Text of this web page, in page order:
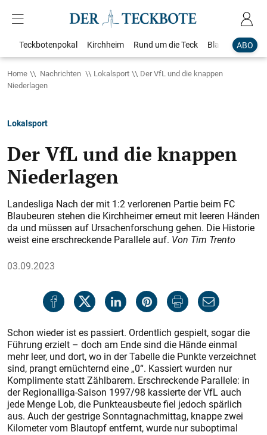
ABO
Teckbotenpokal Kirchheim Rund um die Teck Blaulicht
Home Nachrichten Lokalsport
Der VfL und die knappen
Niederlagen
Lokalsport
Der VfL und die knappen
Niederlagen
Landesliga Nach der mit 1:2 verlorenen Partie beim FC
Blaubeuren stehen die Kirchheimer erneut mit leeren Händen
da und müssen auf Ursachenforschung gehen. Die Historie
weist eine erschreckende Parallele auf. Von Tim Trento
03.09.2023
Schon wieder ist es passiert. Ordentlich gespielt, sogar die
Führung erzielt – doch am Ende sind die Hände einmal
mehr leer, und dort, wo in der Tabelle die Punkte verzeichnet
sind, prangt ernüchternd eine „0“. Kassiert wurden nur
Komplimente statt Zählbarem. Erschreckende Parallele: in
der Regionalliga-Saison 1997/98 kassierte der VfL auch
jede Menge Lob, die Punkteausbeute fiel jedoch spärlich
aus. Auch der gestrige Sonntagnachmittag, knappe zwei
Kilometer vom Blautopf entfernt, wurde nur suboptimal